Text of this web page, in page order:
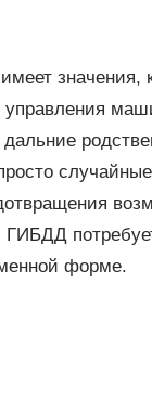
значения,
управления
ГИБДД
форме.